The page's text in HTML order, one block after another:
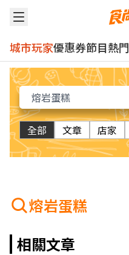
城市玩家優惠券節目熱門
全部 文章 店家
熔岩蛋糕
相關文章